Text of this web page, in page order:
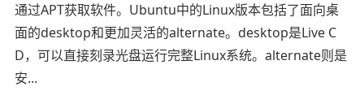
通过APT获取软件。Ubuntu中的Linux版本包括了面向桌
面的desktop和更加灵活的alternate。desktop是Live C
D，可以直接刻录光盘运行完整Linux系统。alternate则是
安...